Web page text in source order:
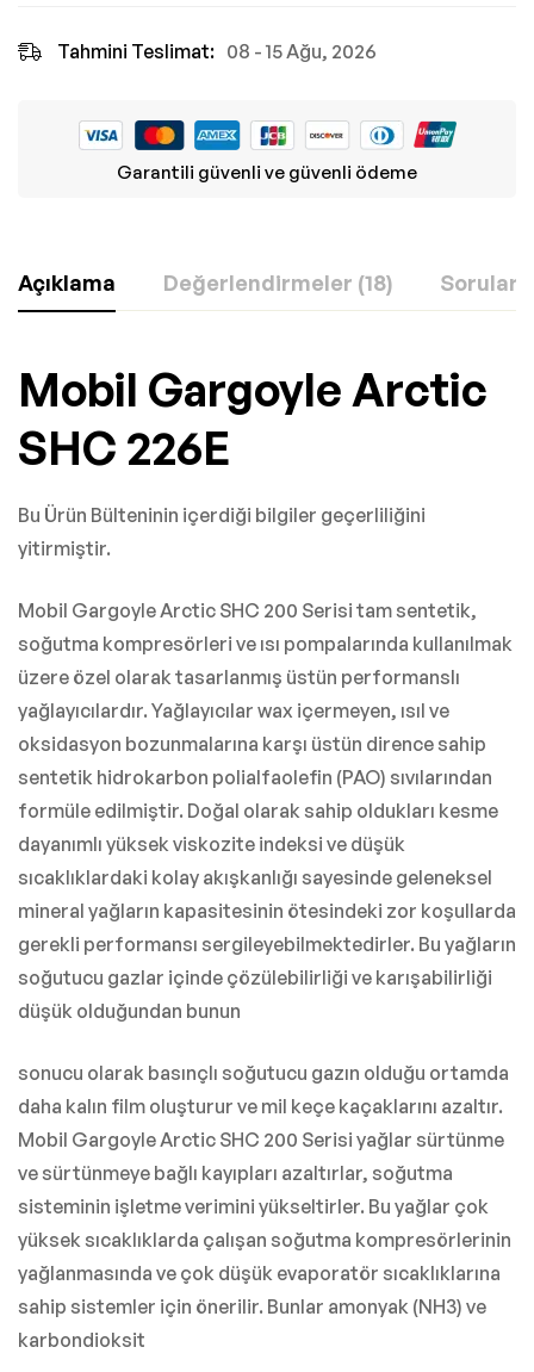
Tahmini Teslimat: 08 - 15 Ağu, 2026
Garantili güvenli ve güvenli ödeme
Açıklama Değerlendirmeler (18) Sorular
Mobil Gargoyle Arctic
SHC 226E
Bu Ürün Bülteninin içerdiği bilgiler geçerliliğini
yitirmiştir.
Mobil Gargoyle Arctic SHC 200 Serisi tam sentetik,
soğutma kompresörleri ve ısı pompalarında kullanılmak
üzere özel olarak tasarlanmış üstün performanslı
yağlayıcılardır. Yağlayıcılar wax içermeyen, ısıl ve
oksidasyon bozunmalarına karşı üstün dirence sahip
sentetik hidrokarbon polialfaolefin (PAO) sıvılarından
formüle edilmiştir. Doğal olarak sahip oldukları kesme
dayanımlı yüksek viskozite indeksi ve düşük
sıcaklıklardaki kolay akışkanlığı sayesinde geleneksel
mineral yağların kapasitesinin ötesindeki zor koşullarda
gerekli performansı sergileyebilmektedirler. Bu yağların
soğutucu gazlar içinde çözülebilirliği ve karışabilirliği
düşük olduğundan bunun
sonucu olarak basınçlı soğutucu gazın olduğu ortamda
daha kalın film oluşturur ve mil keçe kaçaklarını azaltır.
Mobil Gargoyle Arctic SHC 200 Serisi yağlar sürtünme
ve sürtünmeye bağlı kayıpları azaltırlar, soğutma
sisteminin işletme verimini yükseltirler. Bu yağlar çok
yüksek sıcaklıklarda çalışan soğutma kompresörlerinin
yağlanmasında ve çok düşük evaporatör sıcaklıklarına
sahip sistemler için önerilir. Bunlar amonyak (NH3) ve
karbondioksit